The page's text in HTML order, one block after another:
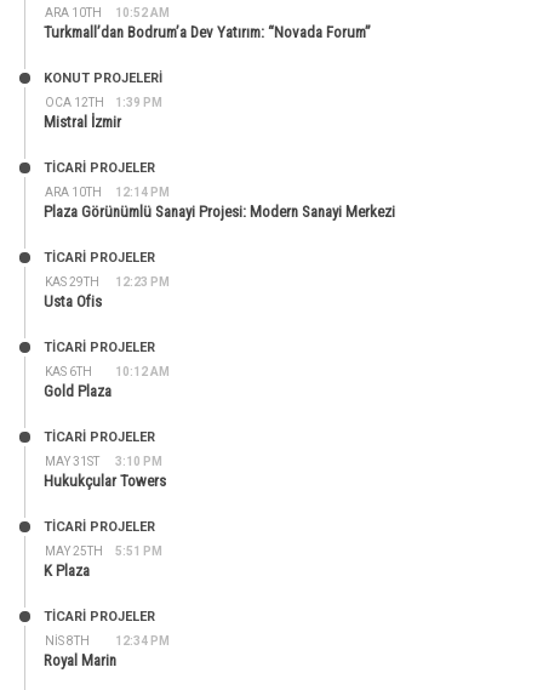
ARA 10TH 10:52 AM
Turkmall’dan Bodrum’a Dev Yatırım: “Novada Forum”
OCA 12TH 1:39 PM
KONUT PROJELERI
Mistral İzmir
ARA 10TH 12:14 PM
TİCARİ PROJELER
Plaza Görünümlü Sanayi Projesi: Modern Sanayi Merkezi
KAS 29TH 12:23 PM
TİCARİ PROJELER
Usta Ofis
KAS 6TH 10:12 AM
TİCARİ PROJELER
Gold Plaza
MAY 31ST 3:10 PM
TİCARİ PROJELER
Hukukçular Towers
MAY 25TH 5:51 PM
TİCARİ PROJELER
K Plaza
NIS 8TH 12:34 PM
TİCARİ PROJELER
Royal Marin